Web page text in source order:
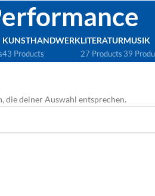
KUNSTHANDWERK
43 Products
LITERATUR
27 Products
MUSIK
39
die deiner Auswahl entsprechen.